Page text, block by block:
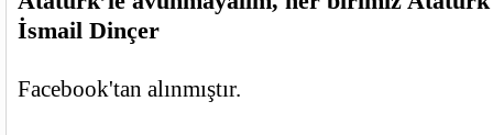
İsmail Dinçer
Facebook'tan alınmıştır.